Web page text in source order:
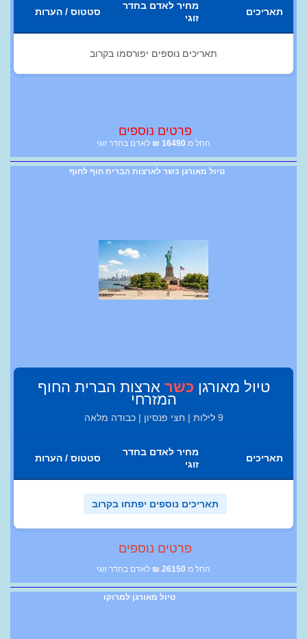
תאריכים
מחיר לאדם בחדר
זוגי
סטטוס / הערות
תאריכים נוספים יפורסמו בקרוב
פרטים נוספים
החל מ 16490
₪ לאדם בחדר זוגי
טיול מאורגן כשר לארצות הברית חוף לחוף
טיול מאורגן כשר ארצות הברית החוף
המזרחי
9 לילות | חצי פנסיון | כבודה מלאה
תאריכים
מחיר לאדם בחדר
זוגי
סטטוס / הערות
תאריכים נוספים יפתחו בקרוב
פרטים נוספים
החל מ 26150
₪ לאדם בחדר זוגי
טיול מאורגן למרוקו